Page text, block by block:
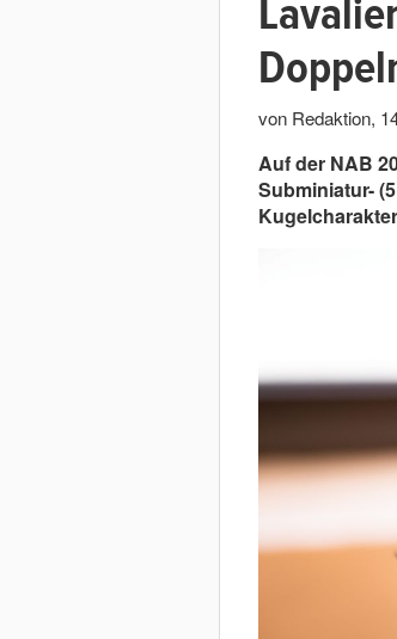
von Redaktion,
Auf der NAB
Subminiatur-